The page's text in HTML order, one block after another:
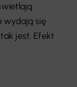
wydają się
jest. Efekt